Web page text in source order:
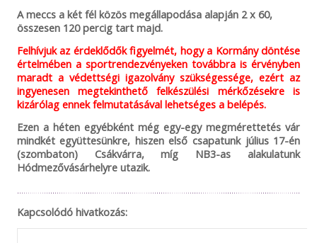
A meccs a két fél közös megállapodása alapján 2 x 60,
összesen 120 percig tart majd.
Felhívjuk az érdeklődők figyelmét, hogy a Kormány döntése
értelmében a sportrendezvényeken továbbra is érvényben
maradt a védettségi igazolvány szükségessége, ezért az
ingyenesen megtekinthető felkészülési mérkőzésekre is
kizárólag ennek felmutatásával lehetséges a belépés.
Ezen a héten egyébként még egy-egy megmérettetés vár
mindkét együttesünkre, hiszen első csapatunk július 17-én
(szombaton) Csákvárra, míg NB3-as alakulatunk
Hódmezővásárhelyre utazik.
Kapcsolódó hivatkozás: